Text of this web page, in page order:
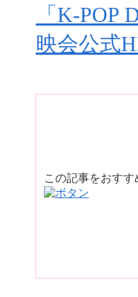
「K-POP
映会公式
この記事をおす